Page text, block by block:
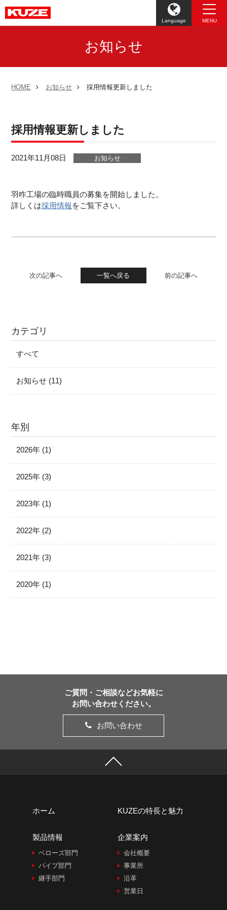
Language MENU
お知らせ
HOME お知らせ 採用情報更新しました
採用情報更新しました
2021年11月08日 お知らせ
羽咋工場の臨時職員の募集を開始しました。
詳しくは採用情報をご覧下さい。
次の記事へ 一覧へ戻る 前の記事へ
カテゴリ
すべて
お知らせ (11)
年別
2026年 (1)
2025年 (3)
2023年 (1)
2022年 (2)
2021年 (3)
2020年 (1)
ご質問・ご相談などお気軽に
お問い合わせください。
お問い合わせ
ホーム KUZEの特長と魅力
製品情報
ベローズ部門
パイプ部門
継手部門
企業案内
会社概要
事業所
沿革
営業日